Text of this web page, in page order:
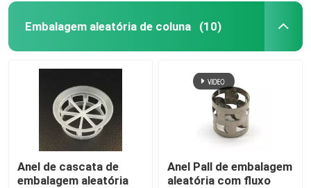
Embalagem aleatória de coluna (10)
Anel de cascata de
embalagem aleatória
Anel Pall de embalagem
aleatória com fluxo